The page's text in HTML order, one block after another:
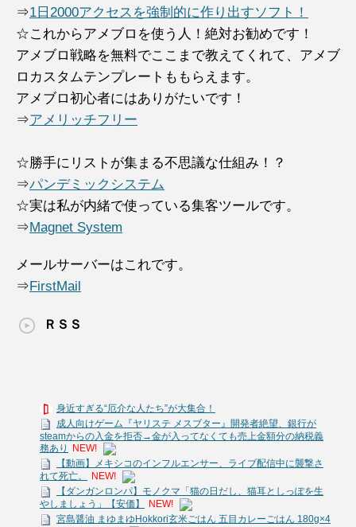
⇒1日2000アクセスを強制的に作り出すソフト！
☆これからアメブロを使う人！絶対お勧めです！
アメブロ戦略を無料でここまで教えてくれて、アメブ
ロカスタムテンプレートももらえます。
アメブロ初心者にはありがたいです！
⇒アメリッチフリー
☆勝手にリストが集まる不思議な仕組み！？
⇒パンデミックシステム
☆実は私が内緒で使っている集客ツールです。
⇒Magnet System
メールサーバーはこれです。
⇒FirstMail
ＲＳＳ
身近すぎる“厄介な人たち”が大集合！
成人向けゲーム『ヤリステ メスブター』開発者絶望、銀行が
steamからの入金を拒否→金が入ってなくても売上金額分の納税義
務あり
NEW!
【動画】メキシコのインフルエンサー、ライブ配信中に襲撃さ
れて死亡。
NEW!
【ダンガンロンパ】モノクマ「猫の日だし、猫耳としっぽを生
やしましょう」【安価】
NEW!
宮島醤油 まゆまゆHokkori玄米ごはん 五目カレーごはん 180g×4